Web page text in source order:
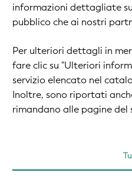
informazioni dettagliate
pubblico che ai nostri
Per ulteriori dettagli in
fare clic su "Ulteriori
servizio elencato nel
Inoltre, sono riportati
rimandano alle pagine del